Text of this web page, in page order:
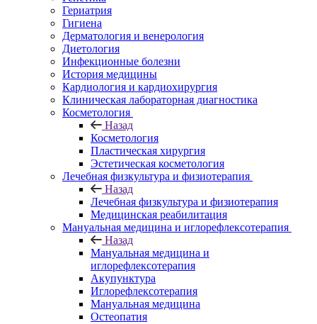
Гериатрия
Гигиена
Дерматология и венерология
Диетология
Инфекционные болезни
История медицины
Кардиология и кардиохирургия
Клиническая лабораторная диагностика
Косметология
Назад
Косметология
Пластическая хирургия
Эстетическая косметология
Лечебная физкультура и физиотерапия
Назад
Лечебная физкультура и физиотерапия
Медицинская реабилитация
Мануальная медицина и иглорефлексотерапия
Назад
Мануальная медицина и
иглорефлексотерапия
Акупунктура
Иглорефлексотерапия
Мануальная медицина
Остеопатия